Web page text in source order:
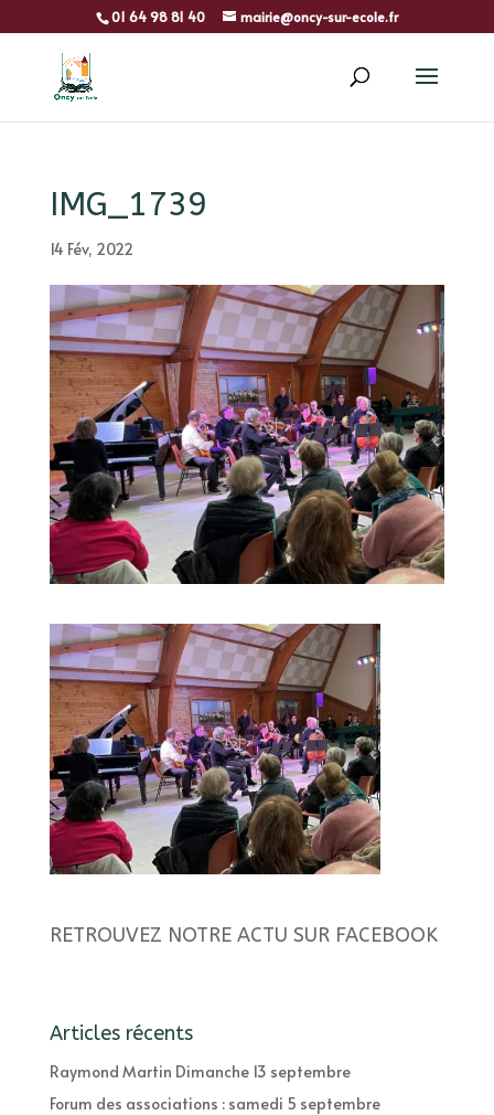
01 64 98 81 40 mairie@oncy-sur-ecole.fr
IMG_1739
14 Fév, 2022
RETROUVEZ NOTRE ACTU SUR FACEBOOK
Articles récents
Raymond Martin Dimanche 13 septembre
Forum des associations : samedi 5 septembre